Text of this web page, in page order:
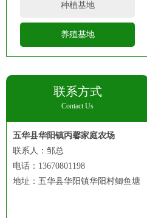
种植基地
养殖基地
联系方式
Contact Us
五华县华阳镇丙馨家庭农场
联系人：邹总
电话：13670801198
地址：五华县华阳镇华阳村鲫鱼塘